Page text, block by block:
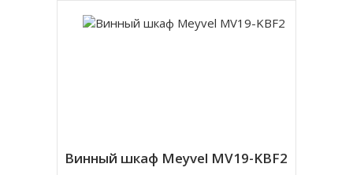
Винный шкаф Meyvel MV19-KBF2